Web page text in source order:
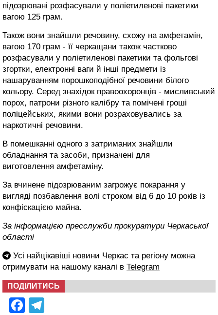
підозрювані розфасували у поліетиленові пакетики
вагою 125 грам.
Також вони знайшли речовину, схожу на амфетамін,
вагою 170 грам - її черкащани також частково
розфасували у поліетиленові пакетики та фольгові
згортки, електронні ваги й інші предмети із
нашаруванням порошкоподібної речовини білого
кольору. Серед знахідок правоохоронців - мисливський
порох, патрони різного калібру та помічені гроші
поліцейських, якими вони розраховувались за
наркотичні речовини.
В помешканні одного з затриманих знайшли
обладнання та засоби, призначені для
виготовлення амфетаміну.
За вчинене підозрюваним загрожує покарання у
вигляді позбавлення волі строком від 6 до 10 років із
конфіскацією майна.
За інформацією пресслужби прокуратури Черкаської
області
Усі найцікавіші новини Черкас та регіону можна
отримувати на нашому каналі в Telegram
ПОДІЛИТИСЬ
Facebook